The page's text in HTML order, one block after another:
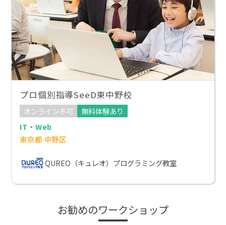
プロ個別指導SeeD東中野校
オンライン不可
無料体験あり
IT・Web
東京都 中野区
QUREO（キュレオ）プログラミング教室
お勧めのワークショップ